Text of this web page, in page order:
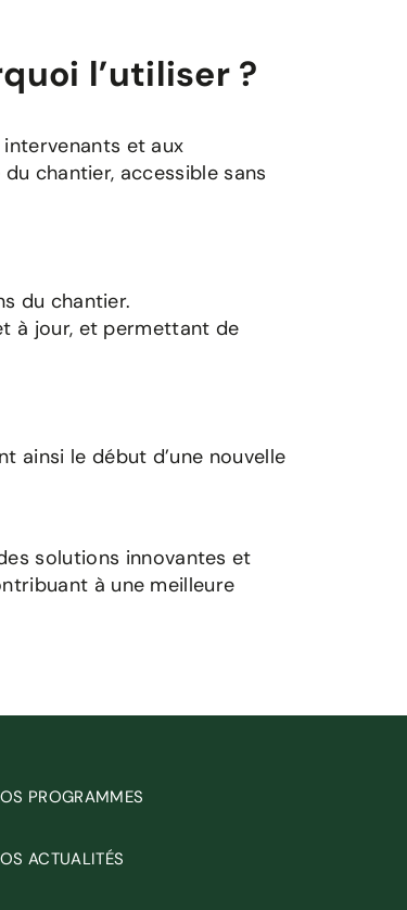
l’utiliser ?
et aux
chantier, accessible sans
du chantier.
à jour, et permettant de
ainsi le début d’une nouvelle
solutions innovantes et
à une meilleure
PROGRAMMES
ACTUALITÉS